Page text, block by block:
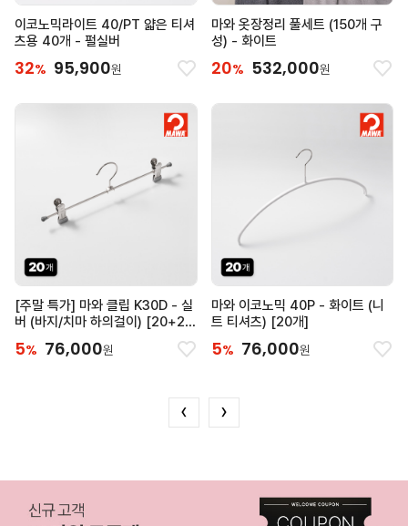
이코노믹라이트 40/PT 얇은 티셔
츠용 40개 - 펄실버
32% 95,900원
마와 옷장정리 풀세트 (150개 구
성) - 화이트
20% 532,000원
[주말 특가] 마와 클립 K30D - 실
버 (바지/치마 하의걸이) [20+2
5% 76,000원
마와 이코노믹 40P - 화이트 (니
트 티셔츠) [20개]
5% 76,000원
‹ ›